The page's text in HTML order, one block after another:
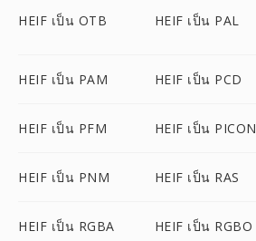
HEIF เป็น OTB HEIF เป็น PAL
HEIF เป็น PAM HEIF เป็น PCD
HEIF เป็น PFM HEIF เป็น PICON
HEIF เป็น PNM HEIF เป็น RAS
HEIF เป็น RGBA HEIF เป็น RGBO